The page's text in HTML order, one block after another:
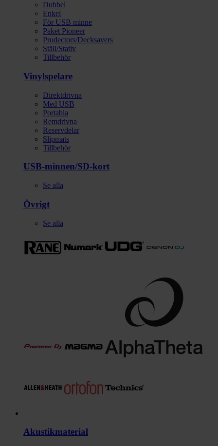
Dubbel
Enkel
För USB minne
Paket Pioneer
Prodectors/Decksavers
Ställ/Stativ
Tillbehör
Vinylspelare
Direktdrivna
Med USB
Portabla
Remdrivna
Reservdelar
Slipmats
Tillbehör
USB-minnen/SD-kort
Se alla
Övrigt
Se alla
Akustikmaterial